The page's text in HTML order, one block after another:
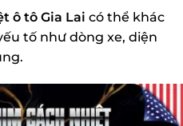
ô tô Gia Lai có thể khác
tố như dòng xe, diện